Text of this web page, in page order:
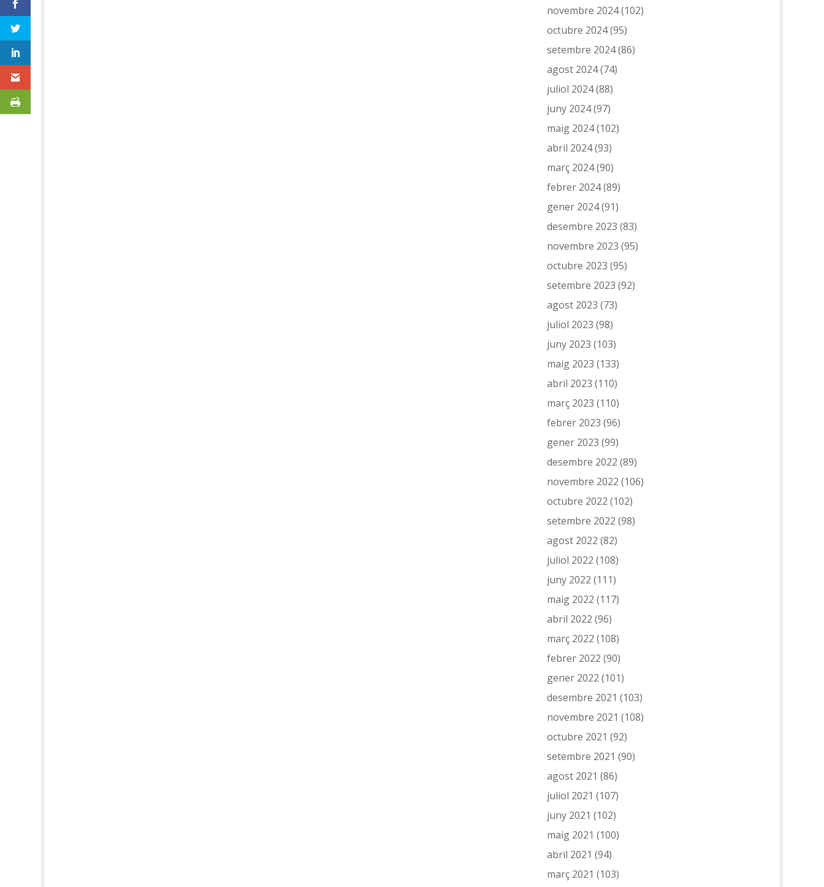
novembre 2024(102)
octubre 2024(95)
setembre 2024(86)
agost 2024(74)
juliol 2024(88)
juny 2024(97)
maig 2024(102)
abril 2024(93)
març 2024(90)
febrer 2024(89)
gener 2024(91)
desembre 2023 (83)
novembre 2023 (95)
octubre 2023 (95)
setembre 2023 (92)
agost 2023 (73)
juliol 2023 (98)
juny 2023 (103)
maig 2023 (133)
abril 2023 (110)
març 2023 (110)
febrer 2023 (96)
gener 2023 (99)
desembre 2022 (89)
novembre 2022 (106)
octubre 2022 (102)
setembre 2022 (98)
agost 2022 (82)
juliol 2022 (108)
juny 2022 (111)
maig 2022 (117)
abril 2022 (96)
març 2022 (108)
febrer 2022 (90)
gener 2022 (101)
desembre 2021 (103)
novembre 2021 (108)
octubre 2021 (92)
setembre 2021 (90)
agost 2021 (86)
juliol 2021 (107)
juny 2021 (102)
maig 2021 (100)
abril 2021 (94)
març 2021 (103)